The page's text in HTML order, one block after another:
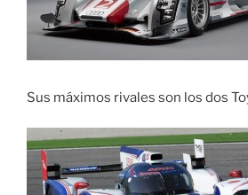
Sus máximos rivales son los dos